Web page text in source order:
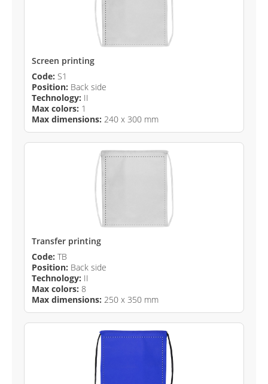
Screen printing
Code: S1
Position: Back side
Technology: II
Max colors: 1
Max dimensions: 240 x 300 mm
Transfer printing
Code: TB
Position: Back side
Technology: II
Max colors: 8
Max dimensions: 250 x 350 mm